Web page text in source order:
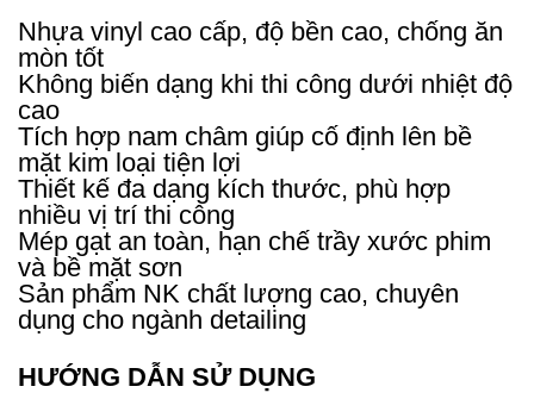
Nhựa vinyl cao cấp, độ bền cao, chống ăn
mòn tốt
Không biến dạng khi thi công dưới nhiệt độ
cao
Tích hợp nam châm giúp cố định lên bề
mặt kim loại tiện lợi
Thiết kế đa dạng kích thước, phù hợp
nhiều vị trí thi công
Mép gạt an toàn, hạn chế trầy xước phim
và bề mặt sơn
Sản phẩm NK chất lượng cao, chuyên
dụng cho ngành detailing
HƯỚNG DẪN SỬ DỤNG